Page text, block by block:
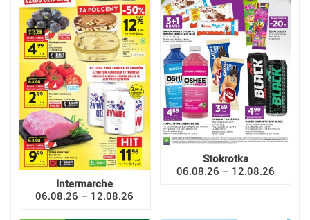
Intermarche
06.08.26 – 12.08.26
Stokrotka
06.08.26 – 12.08.26